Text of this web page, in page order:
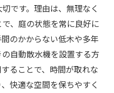
です。理由は、無理なく
、庭の状態を常に良好に
のかからない低木や多年
自動散水機を設置する方
ることで、時間が取れな
快適な空間を保ちやすく